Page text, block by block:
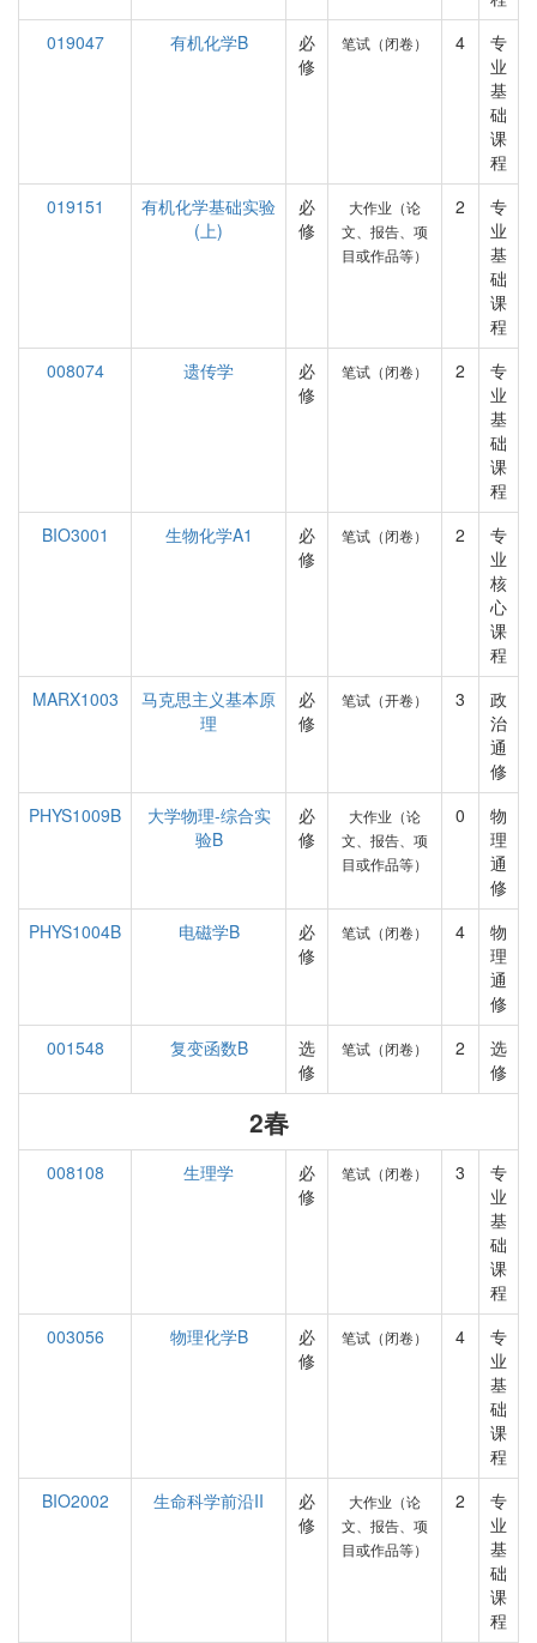
019047
有机化学B
必
修
笔试（闭卷） 4
专
业
基
础
课
程
019151
有机化学基础实验
(上)
必
修
大作业（论
文、报告、项
目或作品等）
2
专
业
基
础
课
程
008074
遗传学
必
修
笔试（闭卷） 2
专
业
基
础
课
程
BIO3001
生物化学A1
必
修
笔试（闭卷） 2
专
业
核
心
课
程
MARX1003
马克思主义基本原
理
必
修
笔试（开卷） 3
政
治
通
修
PHYS1009B
大学物理-综合实
验B
必
修
大作业（论
文、报告、项
目或作品等）
0
物
理
通
修
PHYS1004B
电磁学B
必
修
笔试（闭卷） 4
物
理
通
修
001548
复变函数B
选
修
笔试（闭卷） 2
选
修
2春
008108 生理学
必
修
笔试（闭卷） 3
专
业
基
础
课
程
003056
物理化学B
必
修
笔试（闭卷） 4
专
业
基
础
课
程
BIO2002
生命科学前沿II
必
修
大作业（论
文、报告、项
目或作品等）
2
专
业
基
础
课
程